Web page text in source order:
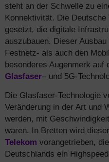
steht an der Schwelle zu
Konnektivität. Die
gesetzt, die digitale
auszubauen. Dieser
Festnetz- als auch den
besonderes Augenmerk auf
Glasfaser– und 5G-
Die Glasfaser-Technologie
Veränderung in der Art und
werden, mit
waren. In Bretten wird
Telekom vorangetrieben,
Deutschlands ein